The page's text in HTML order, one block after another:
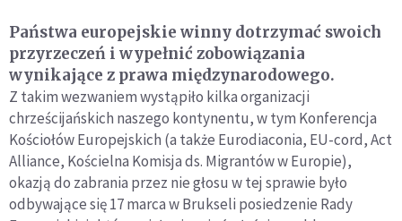
Państwa europejskie winny dotrzymać swoich
przyrzeczeń i wypełnić zobowiązania
wynikające z prawa międzynarodowego.
Z takim wezwaniem wystąpiło kilka organizacji
chrześcijańskich naszego kontynentu, w tym Konferencja
Kościołów Europejskich (a także Eurodiaconia, EU-cord, Act
Alliance, Kościelna Komisja ds. Migrantów w Europie),
okazją do zabrania przez nie głosu w tej sprawie było
odbywające się 17 marca w Brukseli posiedzenie Rady